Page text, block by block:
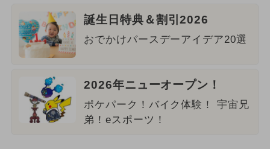
誕生日特典＆割引2026
おでかけバースデーアイデア20選
2026年ニューオープン！
ポケパーク！バイク体験！ 宇宙兄
弟！eスポーツ！